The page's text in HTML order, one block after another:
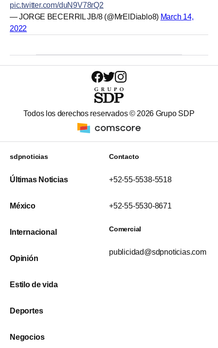
pic.twitter.com/duN9V78rQ2
— JORGE BECERRIL JB/8 (@MrElDiablo8) March 14,
2022
Todos los derechos reservados © 2026 Grupo SDP
sdpnoticias
Últimas Noticias
México
Internacional
Opinión
Estilo de vida
Deportes
Negocios
Contacto
+52-55-5538-5518
+52-55-5530-8671
Comercial
publicidad@sdpnoticias.com